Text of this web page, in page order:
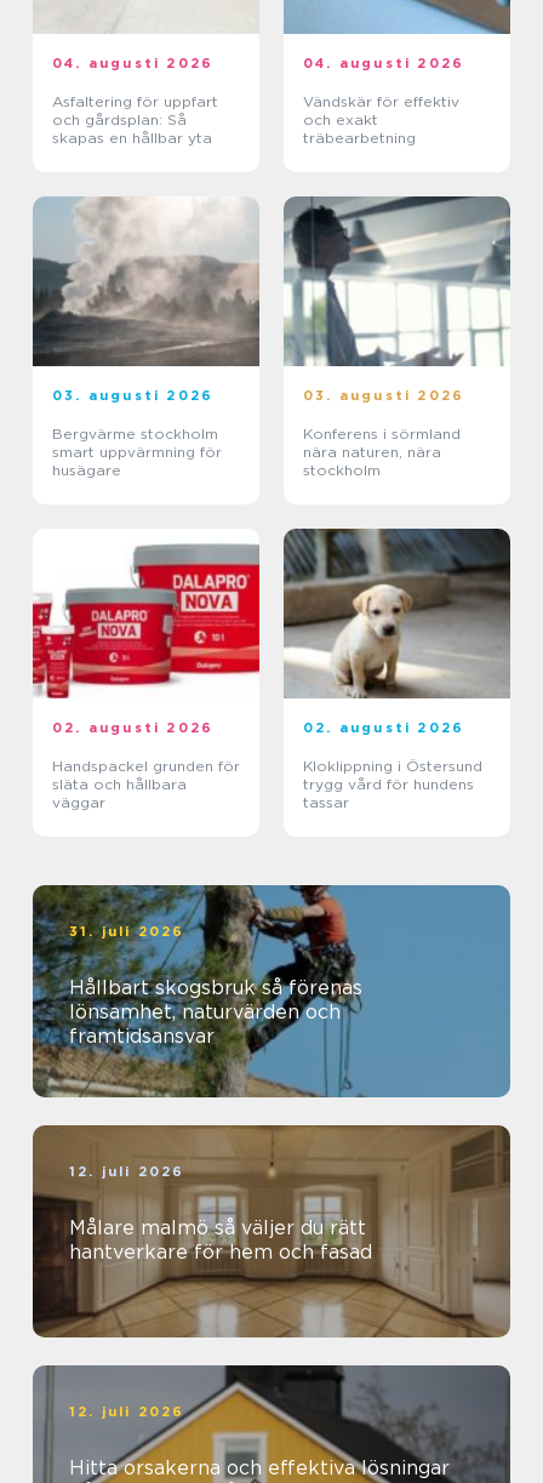
04. augusti 2026
Asfaltering för uppfart
och gårdsplan: Så
skapas en hållbar yta
04. augusti 2026
Vändskär för effektiv
och exakt
träbearbetning
03. augusti 2026
Bergvärme stockholm
smart uppvärmning för
husägare
03. augusti 2026
Konferens i sörmland
nära naturen, nära
stockholm
02. augusti 2026
Handspackel grunden för
släta och hållbara
väggar
02. augusti 2026
Kloklippning i Östersund
trygg vård för hundens
tassar
31. juli 2026
Hållbart skogsbruk så förenas
lönsamhet, naturvärden och
framtidsansvar
12. juli 2026
Målare malmö så väljer du rätt
hantverkare för hem och fasad
12. juli 2026
Hitta orsakerna och effektiva lösningar